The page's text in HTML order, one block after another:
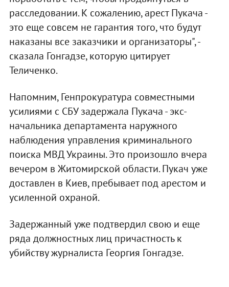
расследовании. К сожалению, арест Пукача -
это еще совсем не гарантия того, что будут
наказаны все заказчики и организаторы", -
сказала Гонгадзе, которую цитирует
Теличенко.
Напомним, Генпрокуратура совместными
усилиями с СБУ задержала Пукача - экс-
начальника департамента наружного
наблюдения управления криминального
поиска МВД Украины. Это произошло вчера
вечером в Житомирской области. Пукач уже
доставлен в Киев, пребывает под арестом и
усиленной охраной.
Задержанный уже подтвердил свою и еще
ряда должностных лиц причастность к
убийству журналиста Георгия Гонгадзе.